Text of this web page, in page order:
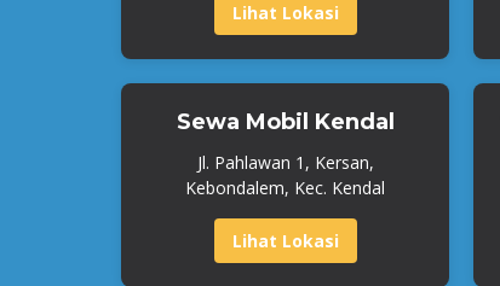
Lihat Lokasi
Sewa Mobil Kendal
Jl. Pahlawan 1, Kersan,
Kebondalem, Kec. Kendal
Lihat Lokasi